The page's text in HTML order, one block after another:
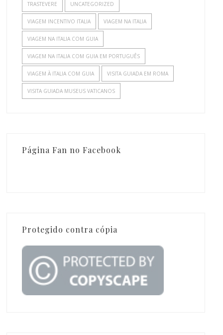
TRASTEVERE UNCATEGORIZED
VIAGEM INCENTIVO ITALIA VIAGEM NA ITALIA
VIAGEM NA ITALIA COM GUIA
VIAGEM NA ITALIA COM GUIA EM PORTUGUÊS
VIAGEM À ITALIA COM GUIA VISITA GUIADA EM ROMA
VISITA GUIADA MUSEUS VATICANOS
Página Fan no Facebook
Protegido contra cópia